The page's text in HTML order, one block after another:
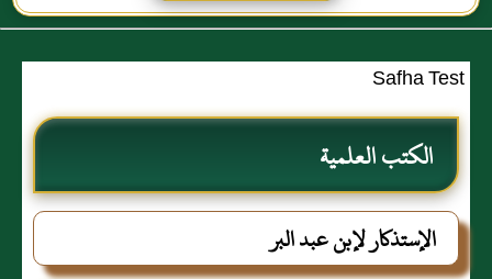
Safha Test
الكتب العلمية
الإستذكار لإبن عبد البر